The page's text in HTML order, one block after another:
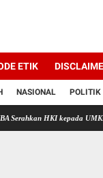
ETIK
NASIONAL POLITIK
HKI kepada UMKM Kreatif